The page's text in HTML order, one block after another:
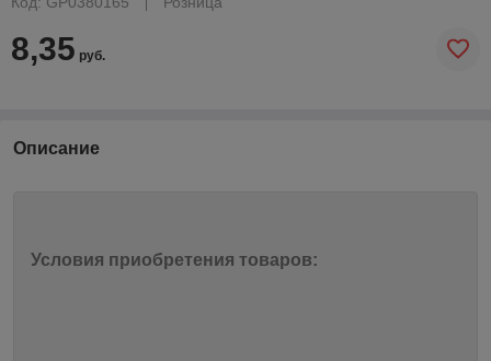
8,35 руб.
Описание
Условия приобретения товаров: